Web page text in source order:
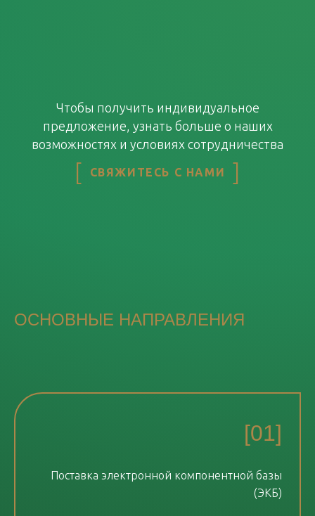
Чтобы получить индивидуальное
предложение, узнать больше о наших
возможностях и условиях сотрудничества
СВЯЖИТЕСЬ С НАМИ
ОСНОВНЫЕ НАПРАВЛЕНИЯ
[01]
Поставка электронной компонентной базы
(ЭКБ)